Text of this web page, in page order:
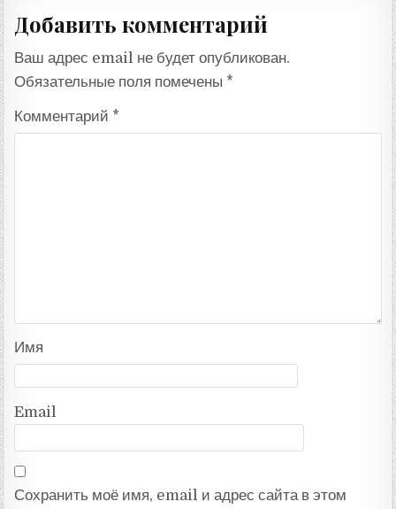
Добавить комментарий
Ваш адрес email не будет опубликован.
Обязательные поля помечены *
Комментарий *
Имя
Email
Сохранить моё имя, email и адрес сайта в этом